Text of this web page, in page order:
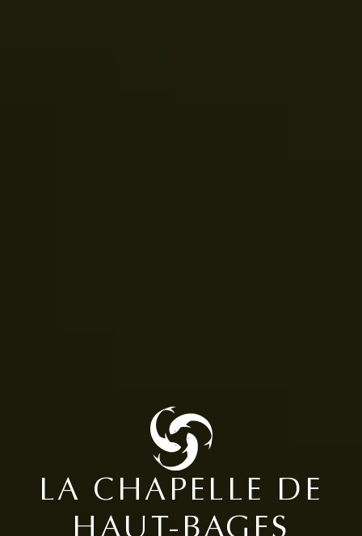
LA CHAPELLE DE
HAUT-BAGES